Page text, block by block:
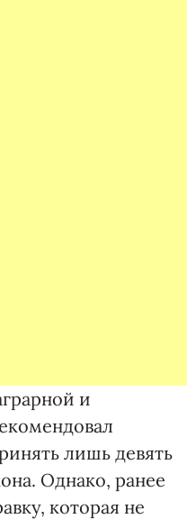
и
лишь девять
Однако, ранее
которая не